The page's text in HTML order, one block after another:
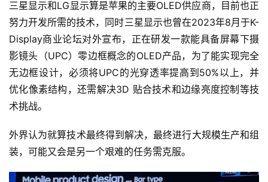
三星显示和LG显示算是苹果的主要OLED供应商，目前也正
努力开发所需的技术，同时三星显示也曾在2023年8月于K-
Display商业论坛对外宣布，正在研发一款能具备屏幕下摄
影镜头（UPC）零边框概念的OLED产品，为了能实现完全
无边框设计，必须将UPC的光穿透率提高到50%以上，并
优化像素结构，还需解决3D 贴合技术和边缘亮度控制等技
术挑战。
外界认为就算技术最终得到解决，最终进行大规模生产和组
装，可能又会是另一个艰难的任务需克服。